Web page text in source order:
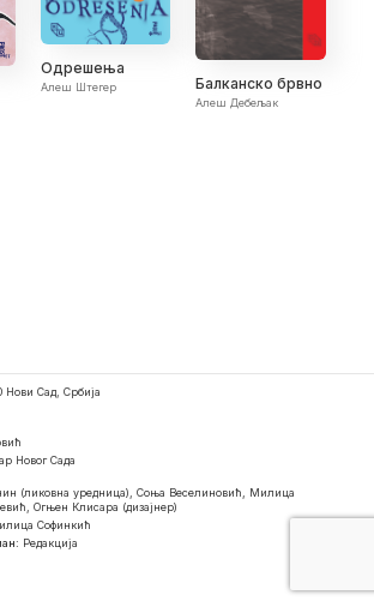
Одрешења
Алеш Штегер Балканско брвно
Алеш Дебељак
Нови Сад, Србија
Новог Сада
(ликовна уредница), Соња Веселиновић, Милица
Огњен Клисара (дизајнер)
Софинкић
Редакција